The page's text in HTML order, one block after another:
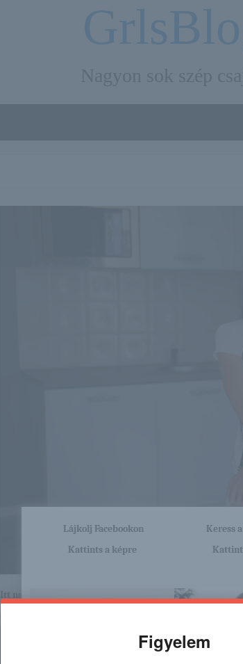
Itt nagyon sok olyan lány van, aki cseppet sem
http://
Lájkolj Facebookon
Kattints a képre
Keress
Figyelem